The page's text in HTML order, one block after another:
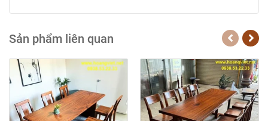
Sản phẩm liên quan